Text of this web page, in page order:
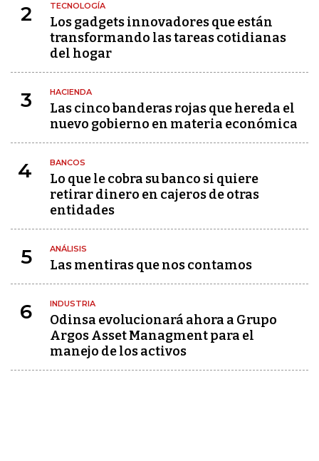
2 TECNOLOGÍA
Los gadgets innovadores que están
transformando las tareas cotidianas
del hogar
3 HACIENDA
Las cinco banderas rojas que hereda el
nuevo gobierno en materia económica
4 BANCOS
Lo que le cobra su banco si quiere
retirar dinero en cajeros de otras
entidades
5 ANÁLISIS
Las mentiras que nos contamos
6 INDUSTRIA
Odinsa evolucionará ahora a Grupo
Argos Asset Managment para el
manejo de los activos